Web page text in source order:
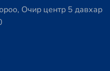
Очир центр 5 давхар